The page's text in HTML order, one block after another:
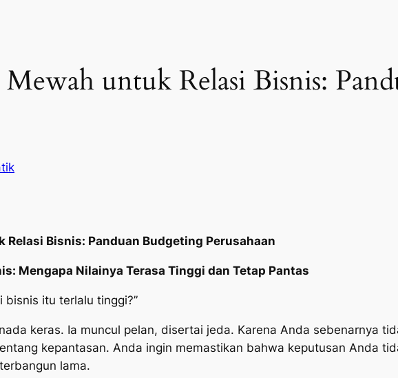
untuk Relasi Bisnis:
Relasi Bisnis: Panduan Budgeting Perusahaan
Mengapa Nilainya Terasa Tinggi dan Tetap Pantas
bisnis itu terlalu tinggi?”
keras. Ia muncul pelan, disertai jeda. Karena Anda sebenarnya
kepantasan. Anda ingin memastikan bahwa keputusan Anda
lama.